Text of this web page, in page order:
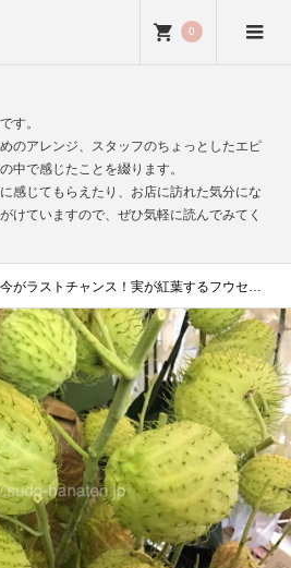
0
す。
のアレンジ、スタッフのちょっとしたエピ
中で感じたことを綴ります。
感じてもらえたり、お店に訪れた気分にな
けていますので、ぜひ気軽に読んでみてく
今がラストチャンス！実が紅葉するフウセントウワタ｜この時期だけの貴重な一品